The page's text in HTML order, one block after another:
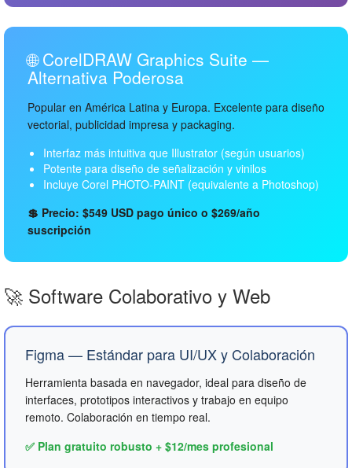
🌐 CorelDRAW Graphics Suite —
Alternativa Poderosa
Popular en América Latina y Europa. Excelente para diseño
vectorial, publicidad impresa y packaging.
Interfaz más intuitiva que Illustrator (según usuarios)
Potente para diseño de señalización y vinilos
Incluye Corel PHOTO-PAINT (equivalente a Photoshop)
💲 Precio: $549 USD pago único o $269/año
suscripción
🚀 Software Colaborativo y Web
Figma — Estándar para UI/UX y Colaboración
Herramienta basada en navegador, ideal para diseño de
interfaces, prototipos interactivos y trabajo en equipo
remoto. Colaboración en tiempo real.
✅ Plan gratuito robusto + $12/mes profesional